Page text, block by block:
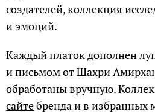
создателей, коллекция
и эмоций.
Каждый платок дополнен
и письмом от Шахри
обработаны вручную.
сайтебренда и в избранных